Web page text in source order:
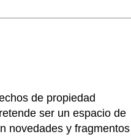
de propiedad
ser un espacio de
novedades y fragmentos